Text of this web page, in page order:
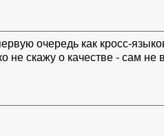
очередь как кросс-
не скажу о качестве - сам не